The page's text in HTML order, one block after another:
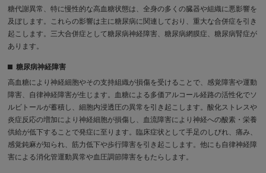
糖代謝異常、特に慢性的な高血糖状態は、全身の多くの臓器や組織に悪影響を
及ぼします。これらの影響は主に糖尿病に関連しており、重大な合併症を引き
起こします。三大合併症として糖尿病神経障害、糖尿病網膜症、糖尿病腎症が
あります。
糖尿病神経障害
高血糖により神経細胞やその支持組織が損傷を受けることで、感覚障害や運動
障害、自律神経障害が生じます。血糖による多価アルコール経路の活性化でソ
ルビトールが蓄積し、細胞内浸透圧の異常を引き起こします。酸化ストレスや
炎症反応の増加により神経細胞が損傷し、血流障害により神経への酸素・栄養
供給が低下することで発症に至ります。臨床症状として手足のしびれ、痛み、
感覚鈍麻が知られ、筋力低下や歩行障害を引き起こします。他にも自律神経障
害による消化管運動異常や血圧調節障害をもたらします。